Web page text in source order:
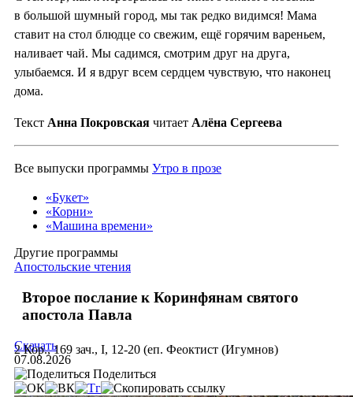
в большой шумный город, мы так редко видимся! Мама
ставит на стол блюдце со свежим, ещё горячим вареньем,
наливает чай. Мы садимся, смотрим друг на друга,
улыбаемся. И я вдруг всем сердцем чувствую, что наконец
дома.
Текст Анна Покровская читает Алёна Сергеева
Все выпуски программы Утро в прозе
«Букет»
«Корни»
«Машина времени»
Другие программы
Апостольские чтения
Второе послание к Коринфянам святого
апостола Павла
2 Кор., 169 зач., I, 12-20 (еп. Феоктист (Игумнов)
Скачать
07.08.2026
Поделиться